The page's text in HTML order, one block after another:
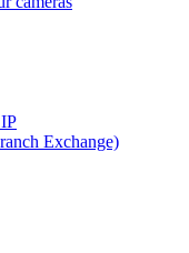
Exchange)